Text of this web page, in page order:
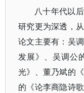
八十年代以
研究更为深透，
论文主要有：吴
发展》、吴调公
光》、董乃斌的
的《论李商隐诗